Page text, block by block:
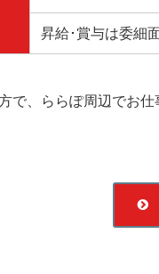
昇給･賞与は委細
で、ららぽ周辺でお